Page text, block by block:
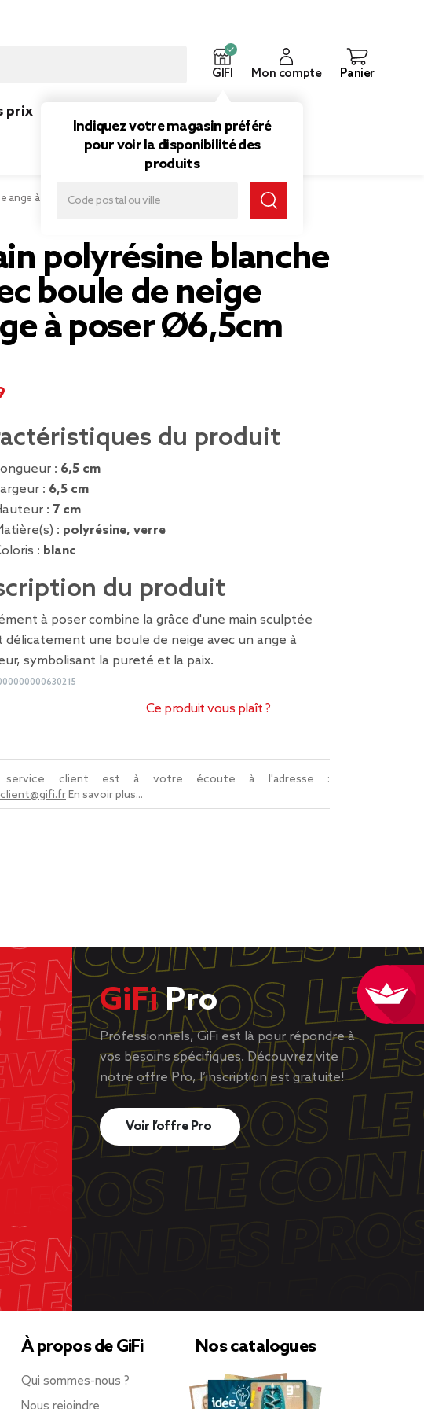
GIFI
Indiquez votre magasin préféré
pour voir la disponibilité des
produits
Mon compte Panier
prix
ange à poser Ø6,5cm
polyrésine blanche
boule de neige
à poser Ø6,5cm
du produit
: 6,5 cm
: 6,5 cm
: 7 cm
: polyrésine, verre
: blanc
du produit
à poser combine la grâce d'une main sculptée
délicatement une boule de neige avec un ange à
symbolisant la pureté et la paix.
Ce produit vous plaît ?
service client est à votre écoute à l'adresse :
En savoir plus...
GiFiPro
Professionnels, GiFi est là pour répondre à
vos besoins spécifiques. Découvrez vite
notre offre Pro, l’inscription est gratuite!
Voir l’offre Pro
À propos de GiFi
Qui sommes-nous ?
Nos catalogues